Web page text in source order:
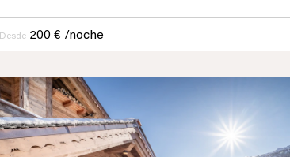
Desde 200 € /noche